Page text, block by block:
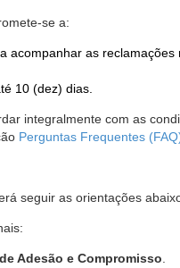
se a:
acompanhar as reclamações
10 (dez) dias.
integralmente com as
Perguntas Frequentes
seguir as orientações
Adesão e Compromisso